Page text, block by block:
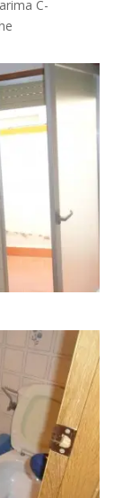
C-